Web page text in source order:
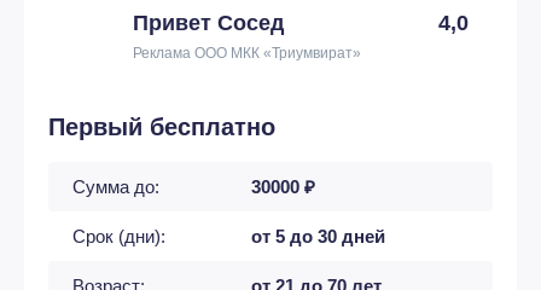
Привет Сосед 4,0
Реклама ООО МКК «Триумвират»
Первый бесплатно
Сумма до: 30000 ₽
Срок (дни): от 5 до 30 дней
Возраст: от 21 до 70 лет